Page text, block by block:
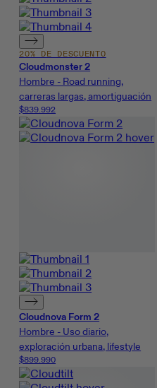
20% DE DESCUENTO
Cloudmonster 2
Hombre - Road running,
carreras largas, amortiguación
$839.992
Cloudnova Form 2
Hombre - Uso diario,
exploración urbana, lifestyle
$899.990